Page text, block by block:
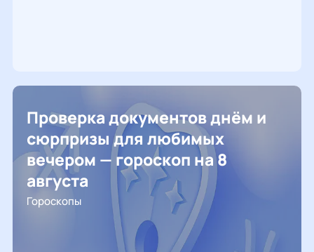
Проверка документов днём и
сюрпризы для любимых
вечером — гороскоп на 8
августа
Гороскопы